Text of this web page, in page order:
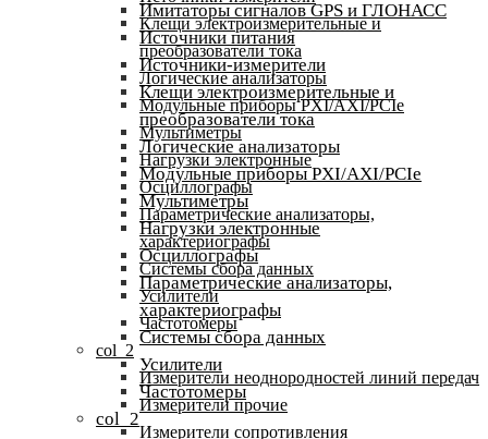
Клещи электроизмерительные и
преобразователи тока
Логические анализаторы
Модульные приборы PXI/AXI/PCIe
Мультиметры
Нагрузки электронные
Осциллографы
Параметрические анализаторы,
характериографы
Системы сбора данных
Усилители
Частотомеры
col_2
Измерители неоднородностей линий передач
Измерители прочие
Измерители сопротивления
Имитаторы сигналов GPS и ГЛОНАСС
Источники питания
Источники-измерители
Клещи электроизмерительные и
преобразователи тока
Логические анализаторы
Модульные приборы PXI/AXI/PCIe
Мультиметры
Нагрузки электронные
Осциллографы
Параметрические анализаторы,
характериографы
Системы сбора данных
Усилители
Частотомеры
col_2